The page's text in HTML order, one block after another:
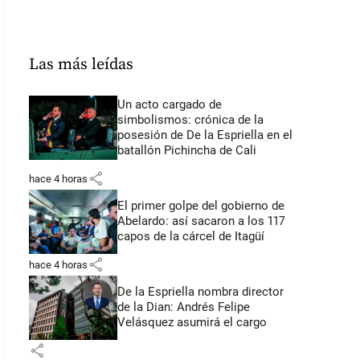
Las más leídas
Un acto cargado de
simbolismos: crónica de la
posesión de De la Espriella en el
batallón Pichincha de Cali
hace 4 horas share
El primer golpe del gobierno de
Abelardo: así sacaron a los 117
capos de la cárcel de Itagüí
hace 4 horas share
De la Espriella nombra director
de la Dian: Andrés Felipe
Velásquez asumirá el cargo
share